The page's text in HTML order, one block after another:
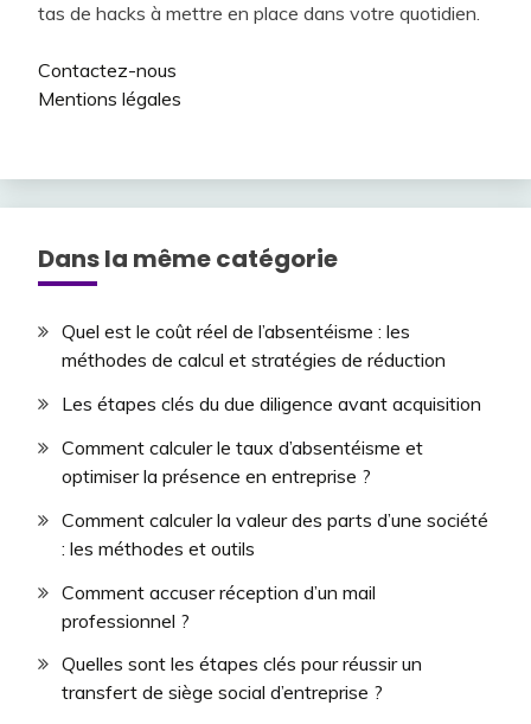
tas de hacks à mettre en place dans votre quotidien.
Contactez-nous
Mentions légales
Dans la même catégorie
Quel est le coût réel de l’absentéisme : les
méthodes de calcul et stratégies de réduction
Les étapes clés du due diligence avant acquisition
Comment calculer le taux d’absentéisme et
optimiser la présence en entreprise ?
Comment calculer la valeur des parts d’une société
: les méthodes et outils
Comment accuser réception d’un mail
professionnel ?
Quelles sont les étapes clés pour réussir un
transfert de siège social d’entreprise ?